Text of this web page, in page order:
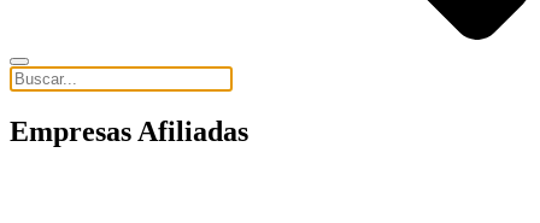
Empresas Afiliadas